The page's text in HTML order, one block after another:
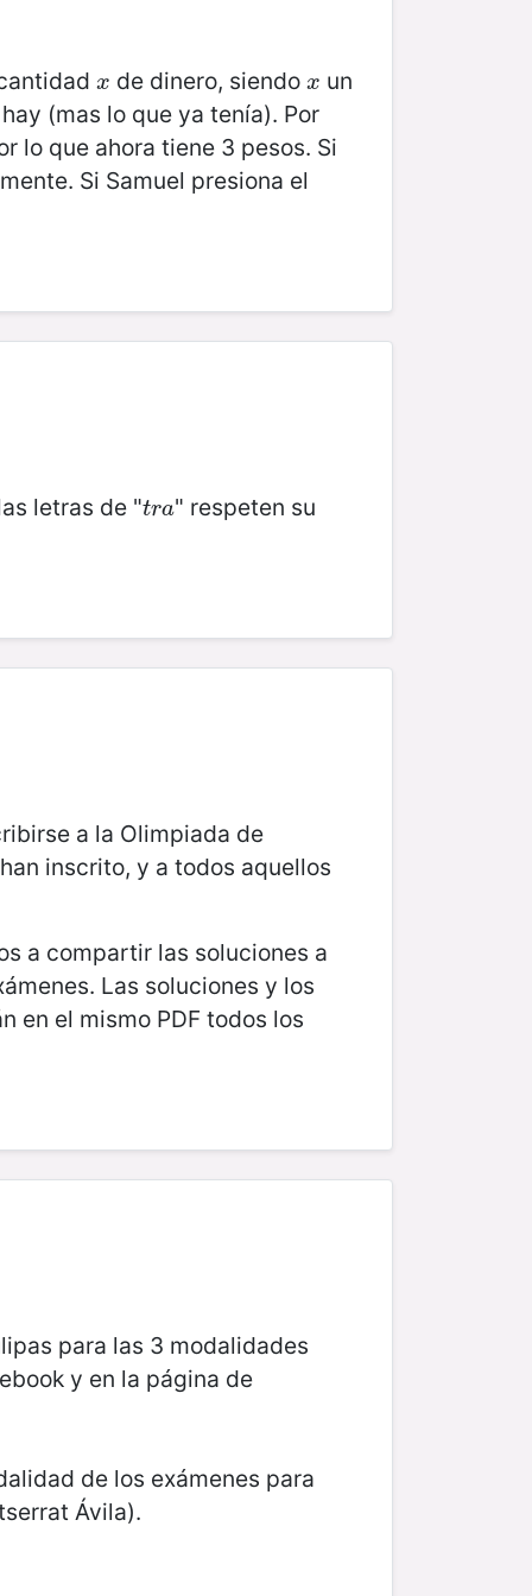
x
x de dinero, siendox
x un
(mas lo que ya tenía). Por
lo que ahora tiene 3 pesos. Si
Si Samuel presiona el
letras de "tra
tra" respeten su
a la Olimpiada de
inscrito, y a todos aquellos
a compartir las soluciones a
Las soluciones y los
en el mismo PDF todos los
para las 3 modalidades
y en la página de
de los exámenes para
Ávila).